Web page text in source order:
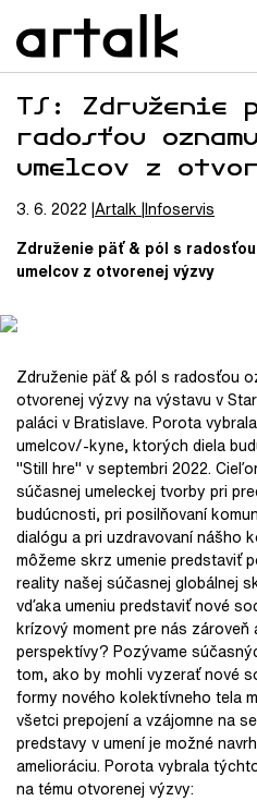
TS: Združenie
radosťou
umelcov z
3. 6. 2022 Artalk Infoservis
Združenie päť & pól s
umelcov z otvorenej výzvy
Združenie päť & pól s radosťou
otvorenej výzvy na výstavu v
paláci v Bratislave. Porota
umelcov/-kyne, ktorých diela
"Still hre" v septembri 2022.
súčasnej umeleckej tvorby pri
budúcnosti, pri posilňovaní
dialógu a pri uzdravovaní nášho
môžeme skrz umenie predstaviť
reality našej súčasnej globálnej
vďaka umeniu predstaviť nové
krízový moment pre nás zároveň
perspektívy? Pozývame
tom, ako by mohli vyzerať nové
formy nového kolektívneho tela
všetci prepojení a vzájomne na
predstavy v umení je možné
amelioráciu. Porota vybrala
na tému otvorenej výzvy: